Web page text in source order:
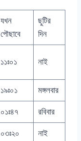
যখন
পৌছাবে
ছুটির
দিন
১১ঃ০১ নাই
১৯ঃ০১ মঙ্গলবার
০১ঃ৪৭ রবিবার
০৩ঃ২০ নাই